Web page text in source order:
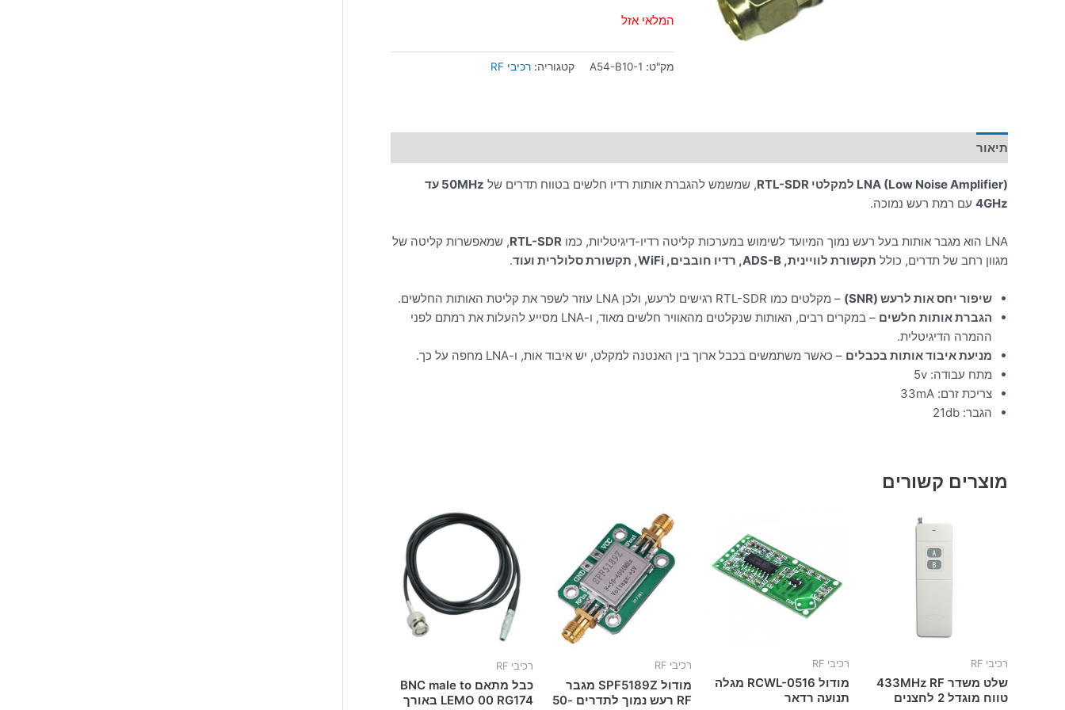
המלאי אזל
מק"ט: A54-B10-1 קטגוריה: רכיבי RF
תיאור
LNA (Low Noise Amplifier) למקלטי RTL-SDR , שמשמש להגברת אותות רדיו חלשים בטווח תדרים של
50MHz עד
4GHz עם רמת רעש נמוכה.
LNA הוא מגבר אותות בעל רעש נמוך המיועד לשימוש במערכות קליטה רדיו-דיגיטליות, כמו RTL-SDR, שמאפשרות קליטה של
מגוון רחב של תדרים, כולל תקשורת לוויינית, ADS-B, רדיו חובבים, WiFi, תקשורת סלולרית ועוד .
שיפור יחס אות לרעש (SNR)
– מקלטים כמו RTL-SDR רגישים לרעש, ולכן LNA עוזר לשפר את קליטת האותות החלשים.
הגברת אותות חלשים
– במקרים רבים, האותות שנקלטים מהאוויר חלשים מאוד, ו-LNA מסייע להעלות את רמתם לפני
ההמרה הדיגיטלית.
מניעת איבוד אותות בכבלים – כאשר משתמשים בכבל ארוך בין האנטנה למקלט, יש איבוד אות, ו-LNA מחפה על כך.
מתח עבודה: 5v
צריכת זרם: 33mA
הגבר: 21db
מוצרים קשורים
רכיבי RF
שלט משדר 433MHz RF
טווח מוגדל 2 לחצנים
רכיבי RF
מודול RCWL-0516 מגלה
תנועה רדאר
רכיבי RF
מודול SPF5189Z מגבר
RF רעש נמוך לתדרים 50-
רכיבי RF
כבל מתאם BNC male to
LEMO 00 RG174 באורך